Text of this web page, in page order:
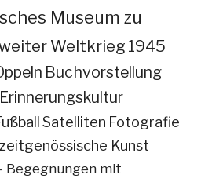
Museum zu
Weltkrieg 1945
Buchvorstellung
Erinnerungskultur
Satelliten Fotografie
zeitgenössische Kunst
Begegnungen mit